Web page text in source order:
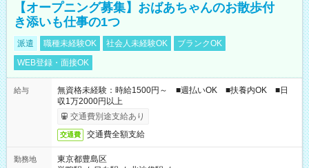
【オープニング募集】おばあちゃんのお散歩付
き添いも仕事の1つ
派遣 職種未経験OK 社会人未経験OK
ブランクOK
WEB登録・面接OK
給与
無資格未経験：時給1500円～ ■週払いOK ■扶養内OK ■日
収1万2000円以上
交通費別途支給あり
交通費 交通費全額支給
勤務地
東京都豊島区